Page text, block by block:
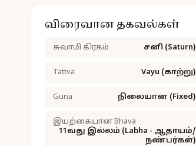
விரைவான தகவல்கள்
சுவாமி கிரகம் சனி (Saturn)
Tattva Vayu (காற்று)
Guna நிலையான (Fixed)
இயற்கையான Bhava
11வது இல்லம் (Labha - ஆதாயம்/
நண்பர்கள்)